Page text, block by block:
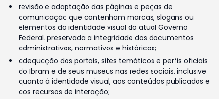
revisão e adaptação das páginas e peças de
comunicação que contenham marcas, slogans ou
elementos da identidade visual do atual Governo
Federal, preservada a integridade dos documentos
administrativos, normativos e históricos;
adequação dos portais, sites temáticos e perfis oficiais
do Ibram e de seus museus nas redes sociais, inclusive
quanto à identidade visual, aos conteúdos publicados e
aos recursos de interação;